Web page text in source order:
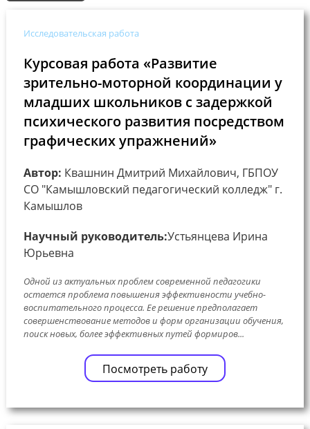
Исследовательская работа
Курсовая работа «Развитие
зрительно-моторной координации у
младших школьников с задержкой
психического развития посредством
графических упражнений»
Автор: Квашнин Дмитрий Михайлович, ГБПОУ
СО "Камышловский педагогический колледж" г.
Камышлов
Научный руководитель:Устьянцева Ирина
Юрьевна
Одной из актуальных проблем современной педагогики
остается проблема повышения эффективности учебно-
воспитательного процесса. Ее решение предполагает
совершенствование методов и форм организации обучения,
поиск новых, более эффективных путей формиров...
Посмотреть работу